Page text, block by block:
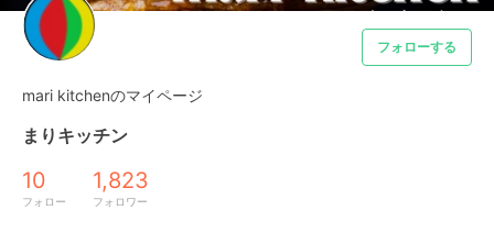
フォローする
mari kitchenのマイページ
まりキッチン
10
フォロー
1,823
フォロワー